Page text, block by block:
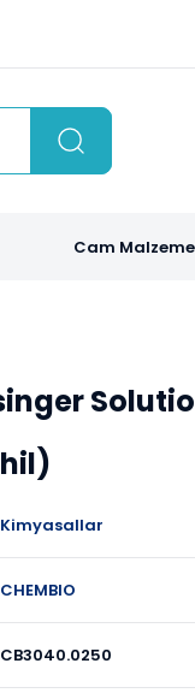
Cam
Kimyasallar
CHEMBIO
CB3040.0250